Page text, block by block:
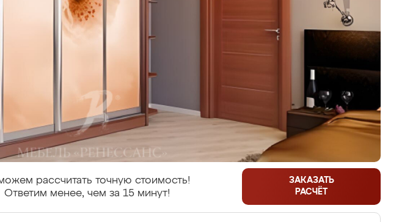
рассчитать точную стоимость!
Ответим менее, чем за 15 минут!
ЗАКАЗАТЬ
РАСЧЁТ